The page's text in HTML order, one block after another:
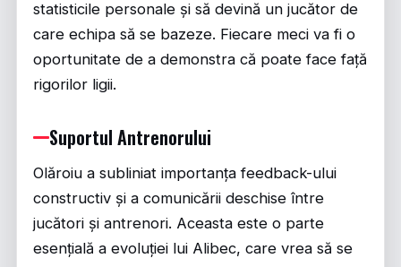
statisticile personale și să devină un jucător de
care echipa să se bazeze. Fiecare meci va fi o
oportunitate de a demonstra că poate face față
rigorilor ligii.
Suportul Antrenorului
Olăroiu a subliniat importanța feedback-ului
constructiv și a comunicării deschise între
jucători și antrenori. Aceasta este o parte
esențială a evoluției lui Alibec, care vrea să se